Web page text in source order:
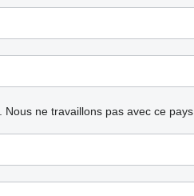
Nous ne travaillons pas avec ce pays